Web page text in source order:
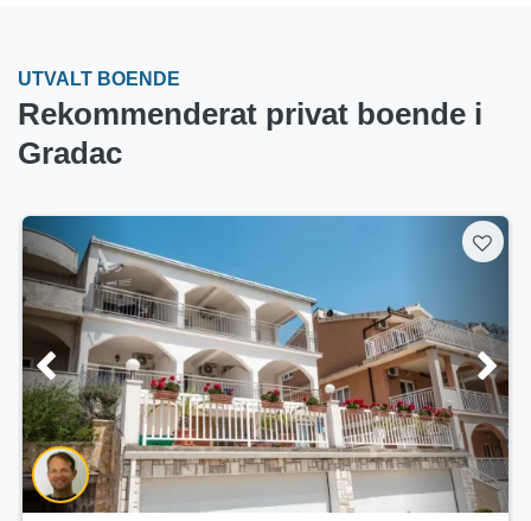
UTVALT BOENDE
Rekommenderat privat boende i
Gradac